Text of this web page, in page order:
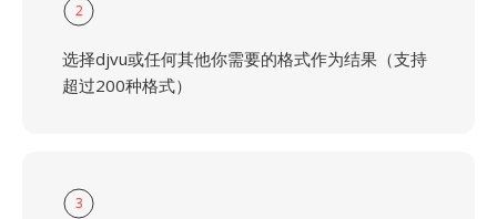
2
选择djvu或任何其他你需要的格式作为结果（支持
超过200种格式）
3